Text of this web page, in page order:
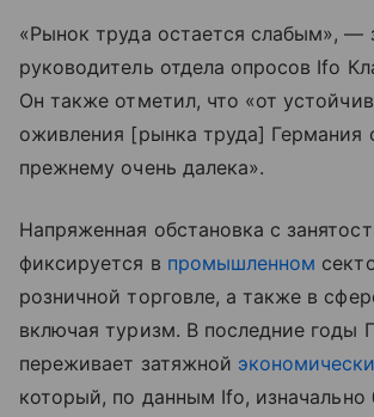
«Рынок труда остается слабым», —
руководитель отдела опросов Ifo
Он также отметил, что «от
оживления [рынка труда] Германия
прежнему очень далека».
Напряженная обстановка с
фиксируется в промышленном
розничной торговле, а также в
включая туризм. В последние годы
переживает затяжной
который, по данным Ifo, изначально